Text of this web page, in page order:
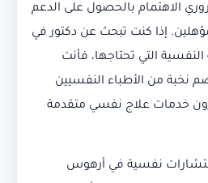
الاهتمام بالحصول على الدعم
إذا كنت تبحث عن دكتور في
التي تحتاجها، فأنت
من الأطباء النفسيين
خدمات علاج نفسي متقدمة
نفسية في أرهوس